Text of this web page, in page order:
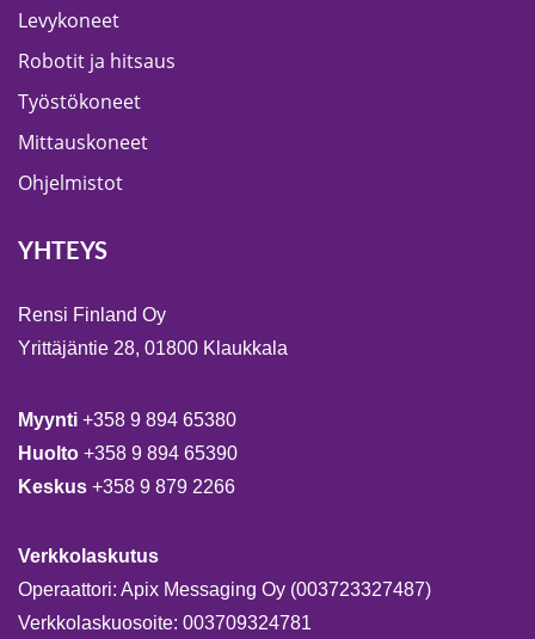
Levykoneet
Robotit ja hitsaus
Työstökoneet
Mittauskoneet
Ohjelmistot
YHTEYS
Rensi Finland Oy
Yrittäjäntie 28, 01800 Klaukkala
Myynti +358 9 894 65380
Huolto +358 9 894 65390
Keskus +358 9 879 2266
Verkkolaskutus
Operaattori: Apix Messaging Oy (003723327487)
Verkkolaskuosoite: 003709324781